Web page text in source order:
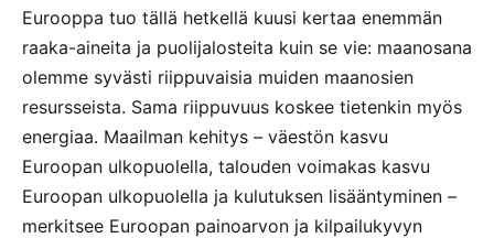
Eurooppa tuo tällä hetkellä kuusi kertaa enemmän
raaka-aineita ja puolijalosteita kuin se vie: maanosana
olemme syvästi riippuvaisia muiden maanosien
resursseista. Sama riippuvuus koskee tietenkin myös
energiaa. Maailman kehitys – väestön kasvu
Euroopan ulkopuolella, talouden voimakas kasvu
Euroopan ulkopuolella ja kulutuksen lisääntyminen –
merkitsee Euroopan painoarvon ja kilpailukyvyn